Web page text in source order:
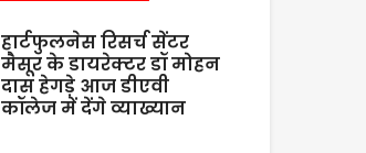
हार्टफुलनेस रिसर्च सेंटर
मैसूर के डायरेक्टर डॉ मोहन
दास हेगड़े आज डीएवी
कॉलेज में देंगे व्याख्यान